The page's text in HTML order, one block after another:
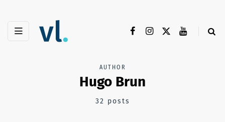
AUTHOR
Hugo Brun
32 posts